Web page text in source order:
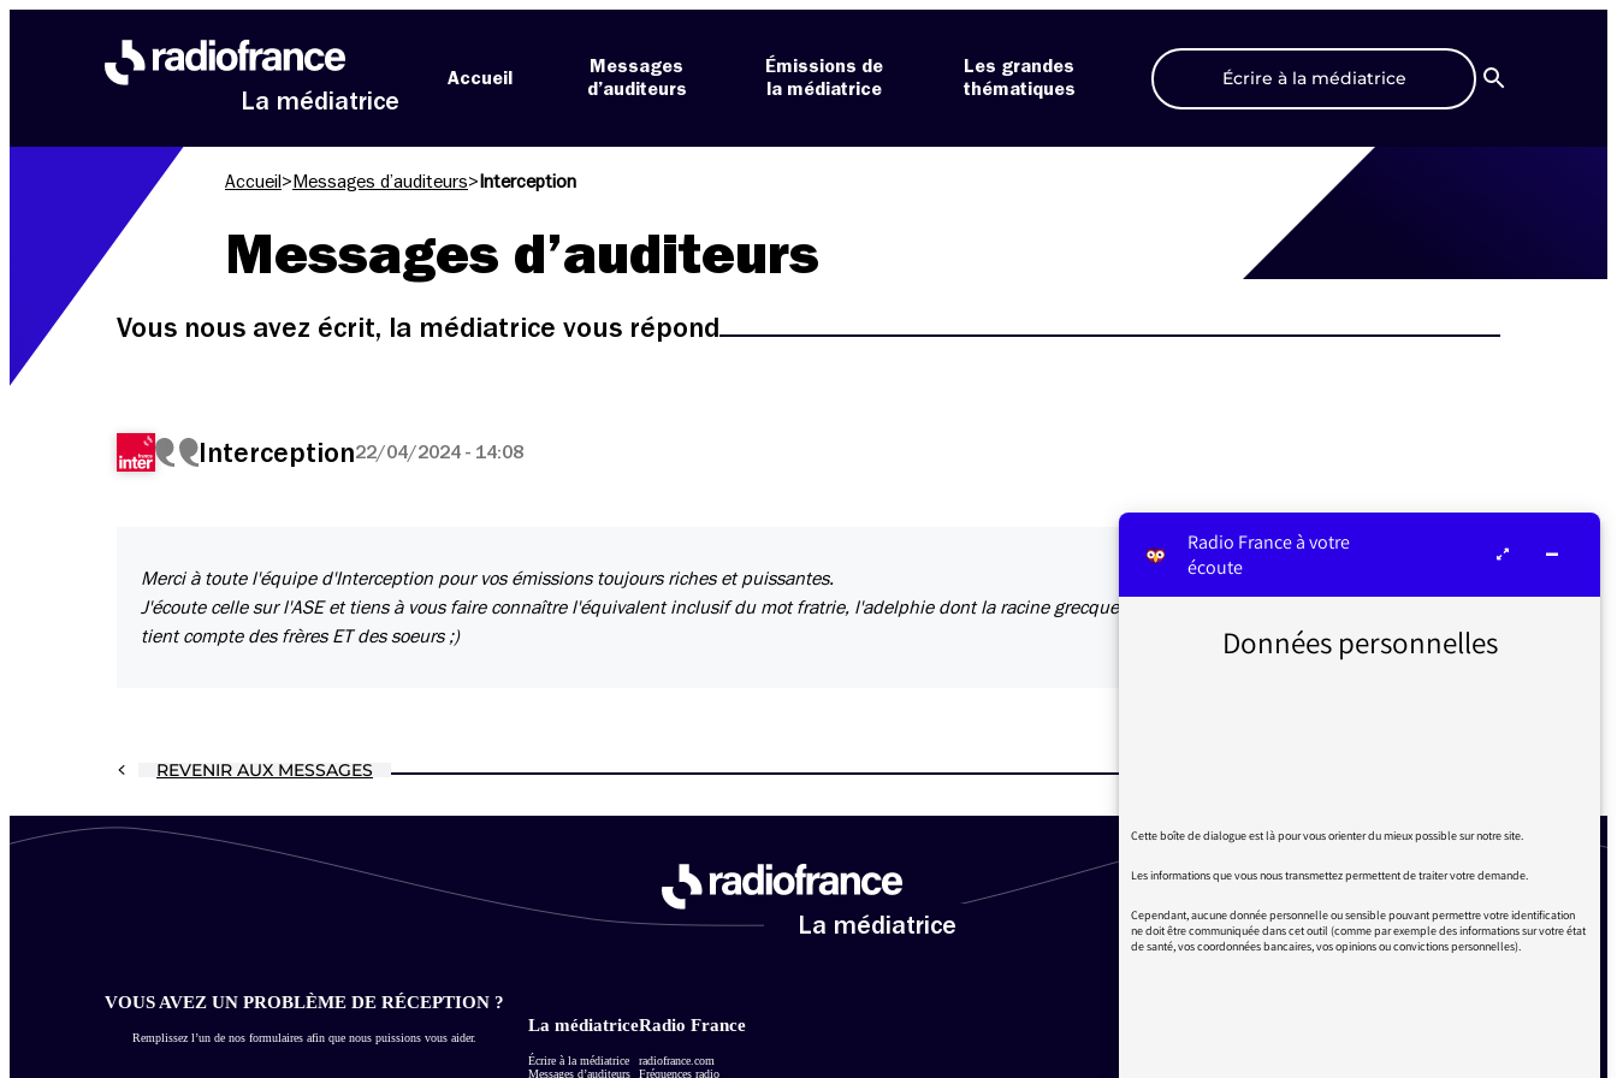
La médiatrice
Accueil
Messages
d’auditeurs
Émissions de
la médiatrice
Les grandes
thématiques
Écrire à la médiatrice
Recherche
Accueil > Messages d’auditeurs> Interception
Messages d’auditeurs
Vous nous avez écrit, la médiatrice vous répond
Interception22/04/2024 - 14:08
Merci à toute l'équipe d'Interception pour vos émissions toujours riches et puissantes.
J'écoute celle sur l'ASE et tiens à vous faire connaître l'équivalent inclusif du mot fratrie, l'adelphie dont la racine grecque
tient compte des frères ET des soeurs ;)
REVENIR AUX MESSAGES
La médiatrice
VOUS AVEZ UN PROBLÈME DE RÉCEPTION ?
Remplissez l’un de nos formulaires afin que nous puissions vous aider.
La médiatrice
Écrire à la médiatrice
Messages d’auditeurs
Radio France
radiofrance.com
Fréquences radio
Radio France à votre
écoute
Données personnelles
Cette boîte de dialogue est là pour vous orienter du mieux possible sur notre site.
Les informations que vous nous transmettez permettent de traiter votre demande.
Cependant, aucune donnée personnelle ou sensible pouvant permettre votre identification
ne doit être communiquée dans cet outil (comme par exemple des informations sur votre état
de santé, vos coordonnées bancaires, vos opinions ou convictions personnelles).